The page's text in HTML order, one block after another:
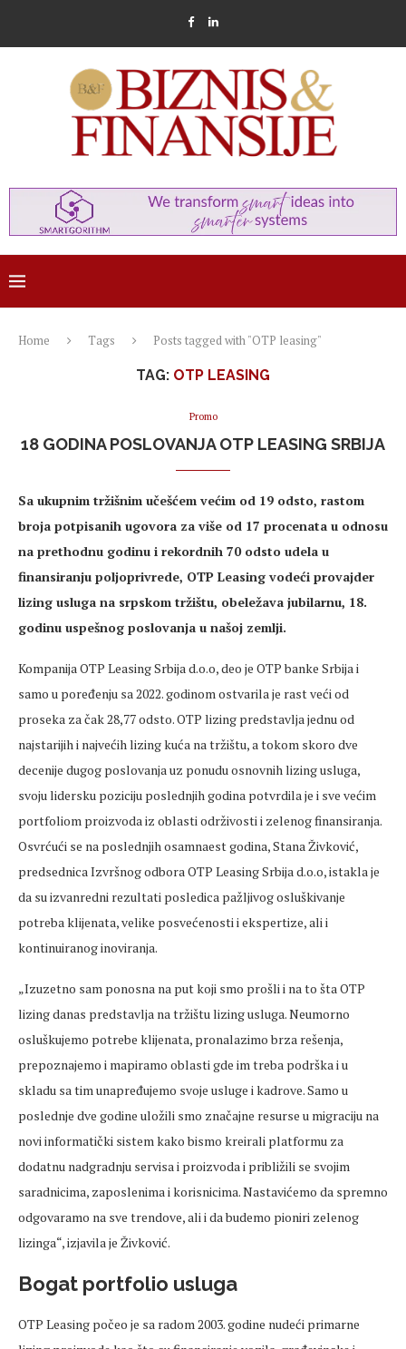
Home Tags Posts tagged with "OTP leasing"
TAG: OTP LEASING
Promo
18 GODINA POSLOVANJA OTP LEASING SRBIJA
Sa ukupnim tržišnim učešćem većim od 19 odsto, rastom
broja potpisanih ugovora za više od 17 procenata u odnosu
na prethodnu godinu i rekordnih 70 odsto udela u
finansiranju poljoprivrede, OTP Leasing vodeći provajder
lizing usluga na srpskom tržištu, obeležava jubilarnu, 18.
godinu uspešnog poslovanja u našoj zemlji.
Kompanija OTP Leasing Srbija d.o.o, deo je OTP banke Srbija i
samo u poređenju sa 2022. godinom ostvarila je rast veći od
proseka za čak 28,77 odsto. OTP lizing predstavlja jednu od
najstarijih i najvećih lizing kuća na tržištu, a tokom skoro dve
decenije dugog poslovanja uz ponudu osnovnih lizing usluga,
svoju lidersku poziciju poslednjih godina potvrdila je i sve većim
portfoliom proizvoda iz oblasti održivosti i zelenog finansiranja.
Osvrćući se na poslednjih osamnaest godina, Stana Živković,
predsednica Izvršnog odbora OTP Leasing Srbija d.o.o, istakla je
da su izvanredni rezultati posledica pažljivog osluškivanje
potreba klijenata, velike posvećenosti i ekspertize, ali i
kontinuiranog inoviranja.
„Izuzetno sam ponosna na put koji smo prošli i na to šta OTP
lizing danas predstavlja na tržištu lizing usluga. Neumorno
osluškujemo potrebe klijenata, pronalazimo brza rešenja,
prepoznajemo i mapiramo oblasti gde im treba podrška i u
skladu sa tim unapređujemo svoje usluge i kadrove. Samo u
poslednje dve godine uložili smo značajne resurse u migraciju na
novi informatički sistem kako bismo kreirali platformu za
dodatnu nadgradnju servisa i proizvoda i približili se svojim
saradnicima, zaposlenima i korisnicima. Nastavićemo da spremno
odgovaramo na sve trendove, ali i da budemo pioniri zelenog
lizinga“, izjavila je Živković.
Bogat portfolio usluga
OTP Leasing počeo je sa radom 2003. godine nudeći primarne